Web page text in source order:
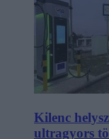
Kilenc
ultragyors